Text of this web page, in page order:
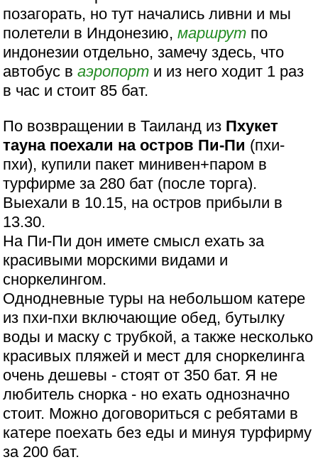
позагорать, но тут начались ливни и мы
полетели в Индонезию,маршрут по
индонезии отдельно, замечу здесь, что
автобус ваэропорт и из него ходит 1 раз
в час и стоит 85 бат.
По возвращении в Таиланд из Пхукет
тауна поехали на остров Пи-Пи (пхи-
пхи), купили пакет минивен+паром в
турфирме за 280 бат (после торга).
Выехали в 10.15, на остров прибыли в
13.30.
На Пи-Пи дон имете смысл ехать за
красивыми морскими видами и
сноркелингом.
Однодневные туры на небольшом катере
из пхи-пхи включающие обед, бутылку
воды и маску с трубкой, а также несколько
красивых пляжей и мест для сноркелинга
очень дешевы - стоят от 350 бат. Я не
любитель снорка - но ехать однозначно
стоит. Можно договориться с ребятами в
катере поехать без еды и минуя турфирму
за 200 бат.